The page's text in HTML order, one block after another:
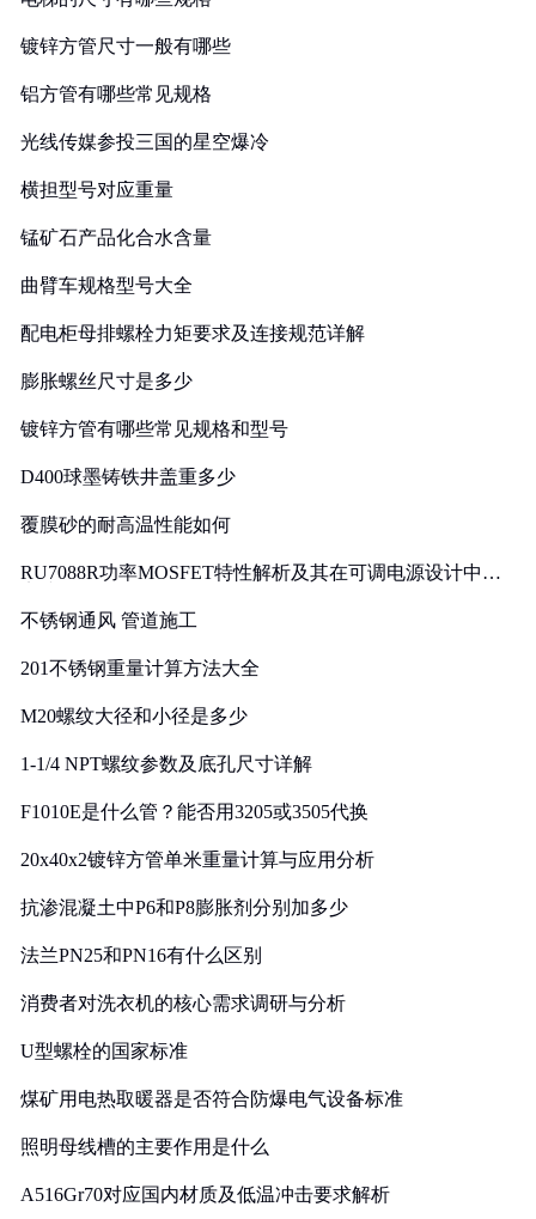
镀锌方管尺寸一般有哪些
铝方管有哪些常见规格
光线传媒参投三国的星空爆冷
横担型号对应重量
锰矿石产品化合水含量
曲臂车规格型号大全
配电柜母排螺栓力矩要求及连接规范详解
膨胀螺丝尺寸是多少
镀锌方管有哪些常见规格和型号
D400球墨铸铁井盖重多少
覆膜砂的耐高温性能如何
RU7088R功率MOSFET特性解析及其在可调电源设计中的
不锈钢通风 管道施工
201不锈钢重量计算方法大全
M20螺纹大径和小径是多少
1-1/4 NPT螺纹参数及底孔尺寸详解
F1010E是什么管？能否用3205或3505代换
20x40x2镀锌方管单米重量计算与应用分析
抗渗混凝土中P6和P8膨胀剂分别加多少
法兰PN25和PN16有什么区别
消费者对洗衣机的核心需求调研与分析
U型螺栓的国家标准
煤矿用电热取暖器是否符合防爆电气设备标准
照明母线槽的主要作用是什么
A516Gr70对应国内材质及低温冲击要求解析